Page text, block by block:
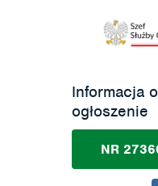
Informacja
ogłoszenie
NR